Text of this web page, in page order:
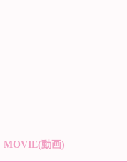
MOVIE(動画)